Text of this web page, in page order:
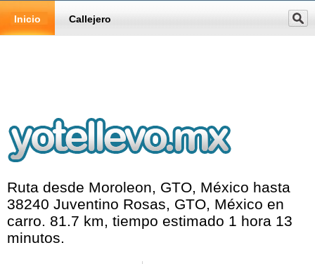
Inicio Callejero
Ruta desde Moroleon, GTO, México hasta
38240 Juventino Rosas, GTO, México en
carro. 81.7 km, tiempo estimado 1 hora 13
minutos.